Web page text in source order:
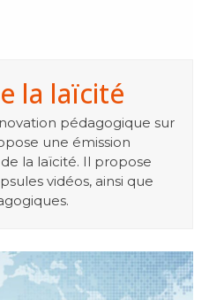
la laïcité
pédagogique sur
une émission
la laïcité. Il propose
vidéos, ainsi que